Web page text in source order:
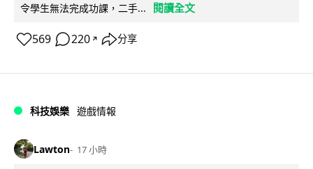
令學生無法完成功課，二手...
閱讀全文
569 220 ↗ 分享
科技娛樂 遊戲情報
Lawton 17 小時